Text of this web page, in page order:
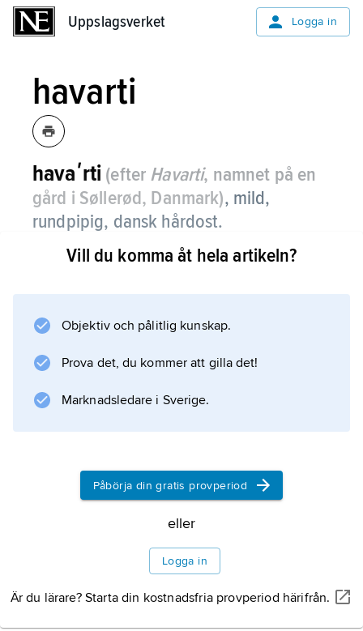
Uppslagsverket Logga in
havarti
havaʹrti (efter Havarti, namnet på en
gård i Søllerød, Danmark), mild,
rundpipig, dansk hårdost.
Information om artikeln
Vill du komma åt hela artikeln?
Objektiv och pålitlig kunskap.
Prova det, du kommer att gilla det!
Marknadsledare i Sverige.
Påbörja din gratis provperiod
eller
Logga in
Är du lärare? Starta din kostnadsfria provperiod härifrån.